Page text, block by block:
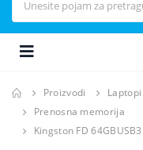
Proizvodi
Prenosna memorija
Kingston FD